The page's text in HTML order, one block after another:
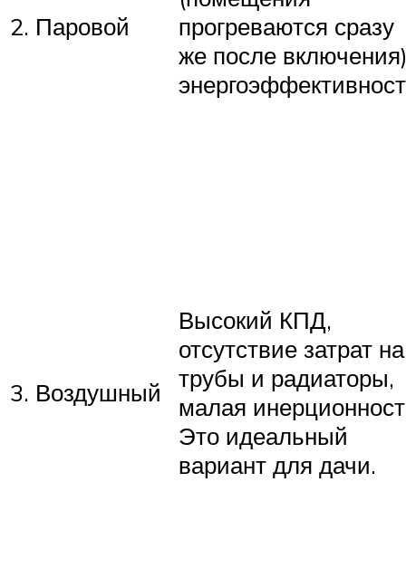
2. Паровой
прогреваются сразу
же после
3. Воздушный
Высокий КПД,
отсутствие затрат на
трубы и радиаторы,
малая
Это идеальный
вариант для дачи.